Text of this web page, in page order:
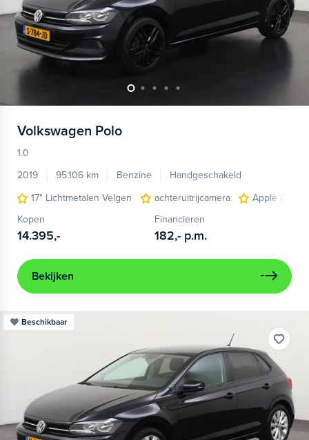
Volkswagen Polo
1.0
2019
95.106 km Benzine
Handgeschakeld
17" Lichtmetalen Velgen
achteruitrijcamera
Apple
Kopen
14.395,-
Financieren
182,- p.m.
Bekijken
Beschikbaar